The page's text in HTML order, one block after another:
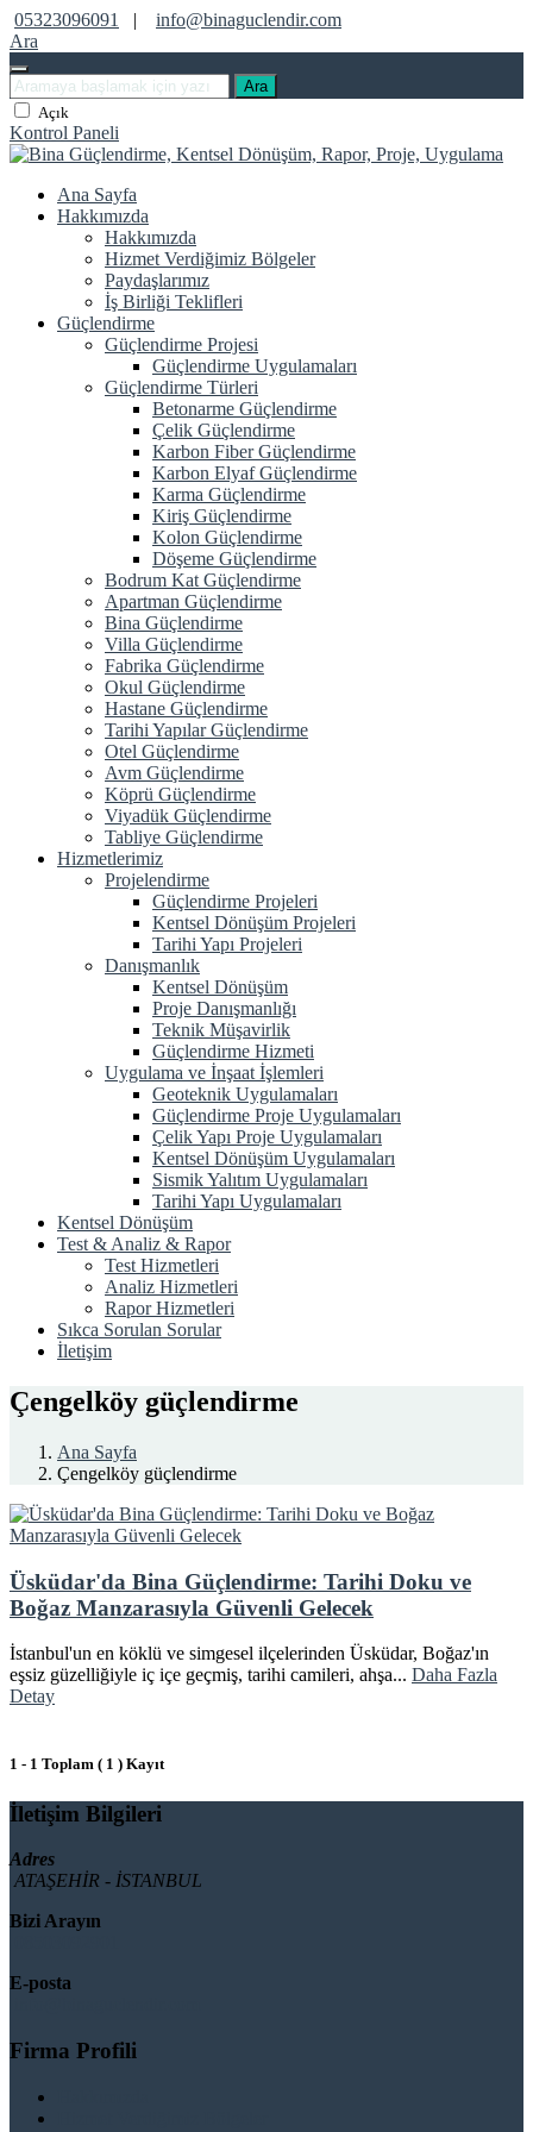
05323096091 |
info@binaguclendir.com
Ara
Ara
Açık
Kontrol Paneli
Ana Sayfa
Hakkımızda
Hakkımızda
Hizmet Verdiğimiz Bölgeler
Paydaşlarımız
İş Birliği Teklifleri
Güçlendirme
Güçlendirme Projesi
Güçlendirme Uygulamaları
Güçlendirme Türleri
Betonarme Güçlendirme
Çelik Güçlendirme
Karbon Fiber Güçlendirme
Karbon Elyaf Güçlendirme
Karma Güçlendirme
Kiriş Güçlendirme
Kolon Güçlendirme
Döşeme Güçlendirme
Bodrum Kat Güçlendirme
Apartman Güçlendirme
Bina Güçlendirme
Villa Güçlendirme
Fabrika Güçlendirme
Okul Güçlendirme
Hastane Güçlendirme
Tarihi Yapılar Güçlendirme
Otel Güçlendirme
Avm Güçlendirme
Köprü Güçlendirme
Viyadük Güçlendirme
Tabliye Güçlendirme
Hizmetlerimiz
Projelendirme
Güçlendirme Projeleri
Kentsel Dönüşüm Projeleri
Tarihi Yapı Projeleri
Danışmanlık
Kentsel Dönüşüm
Proje Danışmanlığı
Teknik Müşavirlik
Güçlendirme Hizmeti
Uygulama ve İnşaat İşlemleri
Geoteknik Uygulamaları
Güçlendirme Proje Uygulamaları
Çelik Yapı Proje Uygulamaları
Kentsel Dönüşüm Uygulamaları
Sismik Yalıtım Uygulamaları
Tarihi Yapı Uygulamaları
Kentsel Dönüşüm
Test & Analiz & Rapor
Test Hizmetleri
Analiz Hizmetleri
Rapor Hizmetleri
Sıkca Sorulan Sorular
İletişim
Çengelköy güçlendirme
Ana Sayfa
Çengelköy güçlendirme
Üsküdar'da Bina Güçlendirme: Tarihi Doku ve
Boğaz Manzarasıyla Güvenli Gelecek
İstanbul'un en köklü ve simgesel ilçelerinden Üsküdar, Boğaz'ın
eşsiz güzelliğiyle iç içe geçmiş, tarihi camileri, ahşa... Daha Fazla
Detay
1 - 1 Toplam ( 1 ) Kayıt
İletişim Bilgileri
Adres
ATAŞEHİR - İSTANBUL
Bizi Arayın
E-posta
Firma Profili